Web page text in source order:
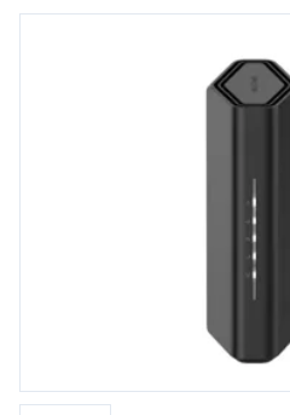
en fonctionnement harmonieux.
Prend en charge jusqu'à 50
Latence plus faible et
Sécurité intégrée avec WPA3,
Performance WiFi 7 BE3600